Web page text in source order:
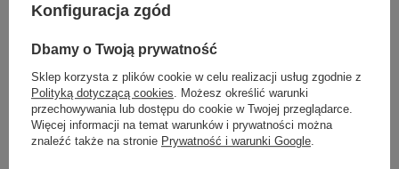
Konfiguracja zgód
Dbamy o Twoją prywatność
Sklep korzysta z plików cookie w celu realizacji usług zgodnie z
Polityką dotyczącą cookies. Możesz określić warunki
przechowywania lub dostępu do cookie w Twojej przeglądarce.
Więcej informacji na temat warunków i prywatności można
znaleźć także na stronie Prywatność i warunki Google.